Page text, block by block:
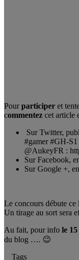
Pourparticiper et
commentez cet article
Sur Twitter,
#gamer #GH-
@AukeyFR :
Sur Facebook,
Sur Google +,
Le concours débute
Un tirage au sort sera
Au fait, pour info le
du blog …. 😉
Tags